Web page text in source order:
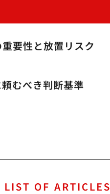
要性と放置リスク
むべき判断基準
LIST OF ARTICLES